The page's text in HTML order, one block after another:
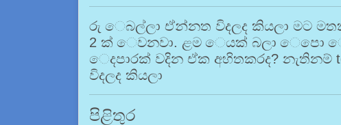
රු ෙබල්ලා ඒන්නත විදලද කියලා මට
2 ක් ෙවනවා. ළම ෙයක් බලා ෙපාෙ
ෙදපාරක් වදින ඒක අහිතකරද?
විදලද කියලා
පිළිතුර